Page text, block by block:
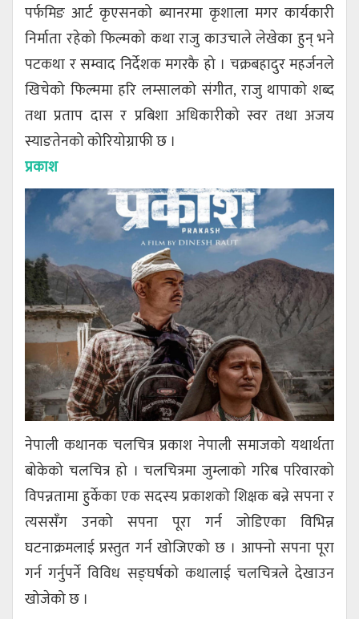
पर्फमिङ आर्ट कृएसनको ब्यानरमा कृशाला मगर कार्यकारी
निर्माता रहेको फिल्मको कथा राजु काउचाले लेखेका हुन् भने
पटकथा र सम्वाद निर्देशक मगरकै हो । चक्रबहादुर महर्जनले
खिचेको फिल्ममा हरि लम्सालको संगीत, राजु थापाको शब्द
तथा प्रताप दास र प्रबिशा अधिकारीको स्वर तथा अजय
स्याङतेनको कोरियोग्राफी छ ।
प्रकाश
नेपाली कथानक चलचित्र प्रकाश नेपाली समाजको यथार्थता
बोकेको चलचित्र हो । चलचित्रमा जुम्लाको गरिब परिवारको
विपन्नतामा हुर्केका एक सदस्य प्रकाशको शिक्षक बन्ने सपना र
त्यससँग उनको सपना पूरा गर्न जोडिएका विभिन्न
घटनाक्रमलाई प्रस्तुत गर्न खोजिएको छ । आफ्नो सपना पूरा
गर्न गर्नुपर्ने विविध सङ्घर्षको कथालाई चलचित्रले देखाउन
खोजेको छ ।